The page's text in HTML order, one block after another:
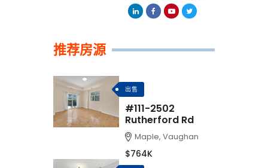
推荐房源
出售
#111-2502
Rutherford Rd
Maple, Vaughan
$764K